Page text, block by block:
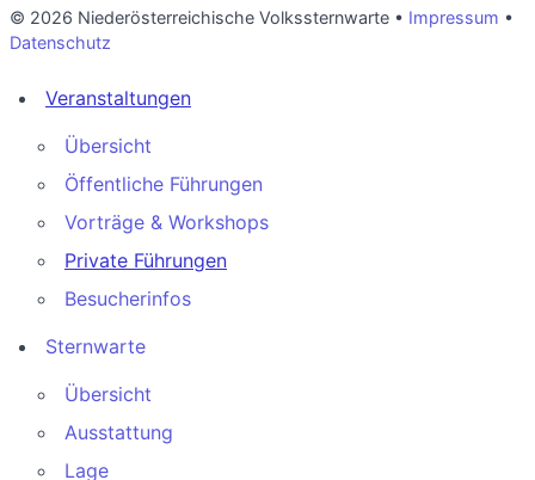
© 2026 Niederösterreichische Volkssternwarte • Impressum •
Datenschutz
Veranstaltungen
Übersicht
Öffentliche Führungen
Vorträge & Workshops
Private Führungen
Besucherinfos
Sternwarte
Übersicht
Ausstattung
Lage